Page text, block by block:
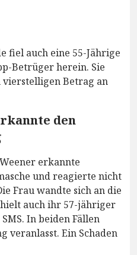
fiel auch eine 55-Jährige
Betrüger herein. Sie
Betrag an
den
erkannte
und reagierte nicht
Frau wandte sich an die
auch ihr 57-jähriger
In beiden Fällen
veranlasst. Ein Schaden